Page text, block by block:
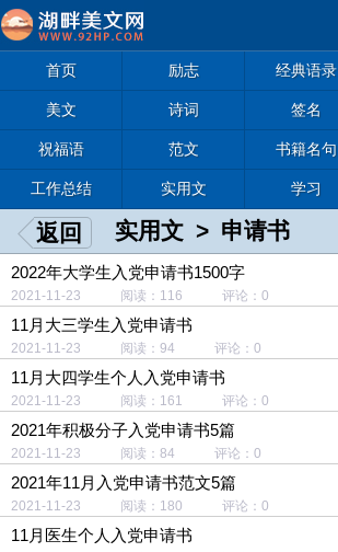
首页 励志 经典语录
美文 诗词 签名
祝福语 范文 书籍名句
工作总结 实用文 学习
返回 实用文 > 申请书
2022年大学生入党申请书1500字
2021-11-23 阅读：116 评论：0
11月大三学生入党申请书
2021-11-23 阅读：94 评论：0
11月大四学生个人入党申请书
2021-11-23 阅读：161 评论：0
2021年积极分子入党申请书5篇
2021-11-23 阅读：84 评论：0
2021年11月入党申请书范文5篇
2021-11-23 阅读：180 评论：0
11月医生个人入党申请书